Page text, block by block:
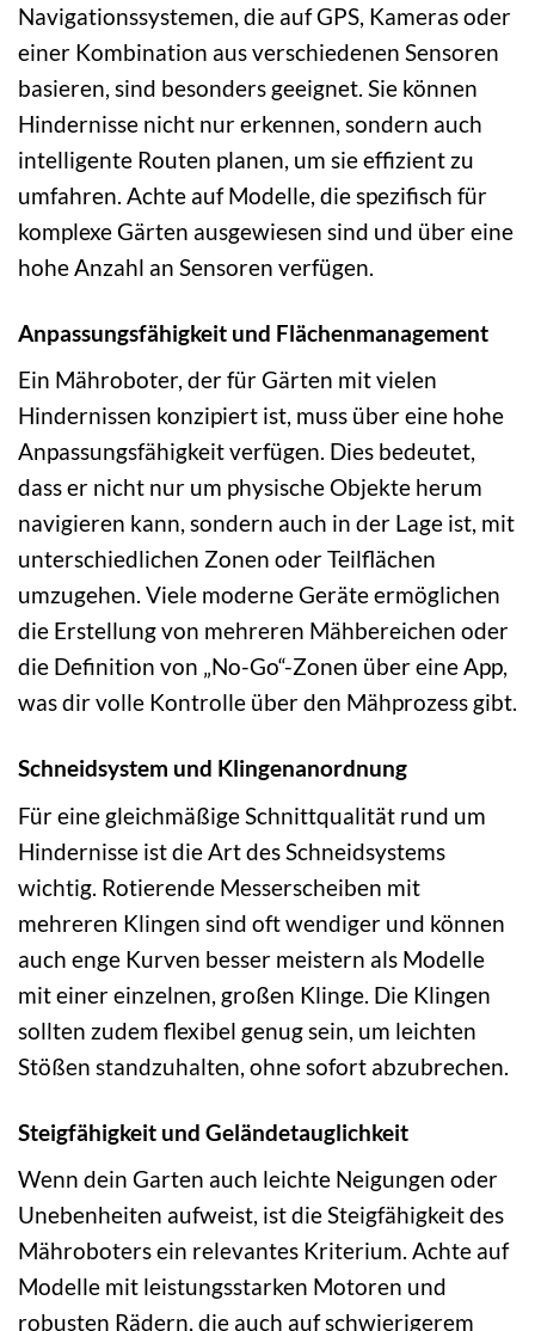
Navigationssystemen, die auf GPS, Kameras oder
einer Kombination aus verschiedenen Sensoren
basieren, sind besonders geeignet. Sie können
Hindernisse nicht nur erkennen, sondern auch
intelligente Routen planen, um sie effizient zu
umfahren. Achte auf Modelle, die spezifisch für
komplexe Gärten ausgewiesen sind und über eine
hohe Anzahl an Sensoren verfügen.
Anpassungsfähigkeit und Flächenmanagement
Ein Mähroboter, der für Gärten mit vielen
Hindernissen konzipiert ist, muss über eine hohe
Anpassungsfähigkeit verfügen. Dies bedeutet,
dass er nicht nur um physische Objekte herum
navigieren kann, sondern auch in der Lage ist, mit
unterschiedlichen Zonen oder Teilflächen
umzugehen. Viele moderne Geräte ermöglichen
die Erstellung von mehreren Mähbereichen oder
die Definition von „No-Go“-Zonen über eine App,
was dir volle Kontrolle über den Mähprozess gibt.
Schneidsystem und Klingenanordnung
Für eine gleichmäßige Schnittqualität rund um
Hindernisse ist die Art des Schneidsystems
wichtig. Rotierende Messerscheiben mit
mehreren Klingen sind oft wendiger und können
auch enge Kurven besser meistern als Modelle
mit einer einzelnen, großen Klinge. Die Klingen
sollten zudem flexibel genug sein, um leichten
Stößen standzuhalten, ohne sofort abzubrechen.
Steigfähigkeit und Geländetauglichkeit
Wenn dein Garten auch leichte Neigungen oder
Unebenheiten aufweist, ist die Steigfähigkeit des
Mähroboters ein relevantes Kriterium. Achte auf
Modelle mit leistungsstarken Motoren und
robusten Rädern, die auch auf schwierigerem